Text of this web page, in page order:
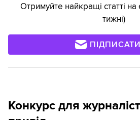
Отримуйте найкращі статті
тижні)
Конкурс для